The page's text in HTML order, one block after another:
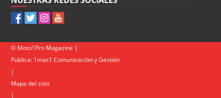
© Moto1Pro Magazine |
Publica: 1mas1 Comunicación y Gestión
|
Mapa del sitio
|